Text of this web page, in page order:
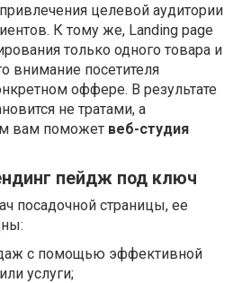
целевой аудитории
К тому же, Landing page
только одного товара и
внимание посетителя
оффере. В результате
не тратами, а
вам поможет веб-студия
пейдж под ключ
посадочной страницы, ее
с помощью эффективной
услуги;